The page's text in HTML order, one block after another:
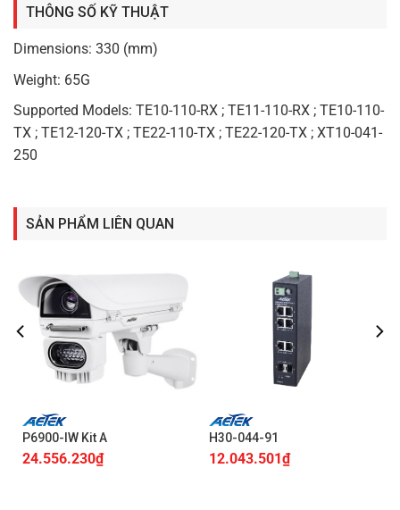
THÔNG SỐ KỸ THUẬT
Dimensions: 330 (mm)
Weight: 65G
Supported Models: TE10-110-RX ; TE11-110-RX ; TE10-110-
TX ; TE12-120-TX ; TE22-110-TX ; TE22-120-TX ; XT10-041-
250
SẢN PHẨM LIÊN QUAN
P6900-IW Kit A
24.556.230₫
H30-044-91
12.043.501₫